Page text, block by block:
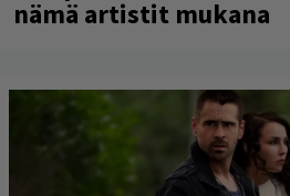
nämä artistit mukana